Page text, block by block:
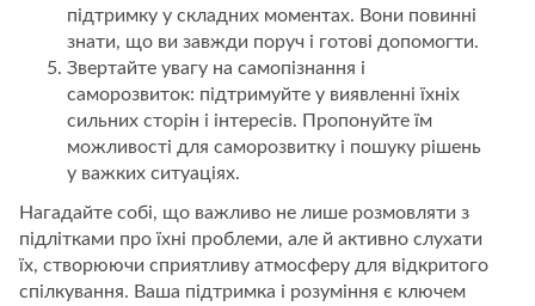
підтримку у складних моментах. Вони повинні
знати, що ви завжди поруч і готові допомогти.
Звертайте увагу на самопізнання і
саморозвиток: підтримуйте у виявленні їхніх
сильних сторін і інтересів. Пропонуйте їм
можливості для саморозвитку і пошуку рішень
у важких ситуаціях.
Нагадайте собі, що важливо не лише розмовляти з
підлітками про їхні проблеми, але й активно слухати
їх, створюючи сприятливу атмосферу для відкритого
спілкування. Ваша підтримка і розуміння є ключем